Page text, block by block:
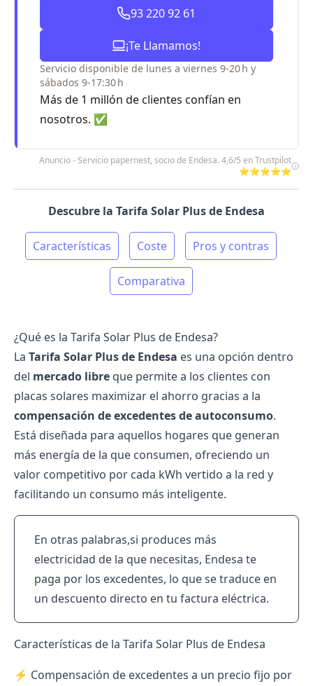
93 220 92 61
¡Te Llamamos!
Servicio disponible de lunes a viernes 9-20 h y
sábados 9-17:30 h
Más de 1 millón de clientes confían en
nosotros. ✅
Anuncio - Servicio papernest, socio de Endesa. 4,6/5 en Trustpilot
⭐⭐⭐⭐⭐
Descubre la Tarifa Solar Plus de Endesa
Características Coste Pros y contras
Comparativa
¿Qué es la Tarifa Solar Plus de Endesa?
La Tarifa Solar Plus de Endesa es una opción dentro
del mercado libre que permite a los clientes con
placas solares maximizar el ahorro gracias a la
compensación de excedentes de autoconsumo.
Está diseñada para aquellos hogares que generan
más energía de la que consumen, ofreciendo un
valor competitivo por cada kWh vertido a la red y
facilitando un consumo más inteligente.
En otras palabras,si produces más
electricidad de la que necesitas, Endesa te
paga por los excedentes, lo que se traduce en
un descuento directo en tu factura eléctrica.
Características de la Tarifa Solar Plus de Endesa
⚡ Compensación de excedentes a un precio fijo por